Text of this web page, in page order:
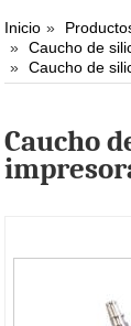
Inicio
Caucho de
Caucho de
Caucho